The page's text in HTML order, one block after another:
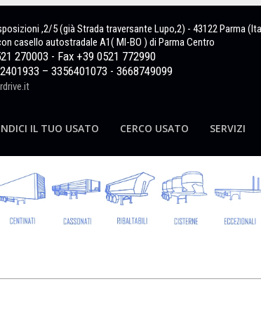
,2/5 (già Strada traversante Lupo,2) - 43122 Parma
casello autostradale A1( MI-BO ) di Parma Centro
270003 - Fax +39 0521 772990
– 3356401073 - 3668749099
IL TUO USATO CERCO USATO SERVIZI